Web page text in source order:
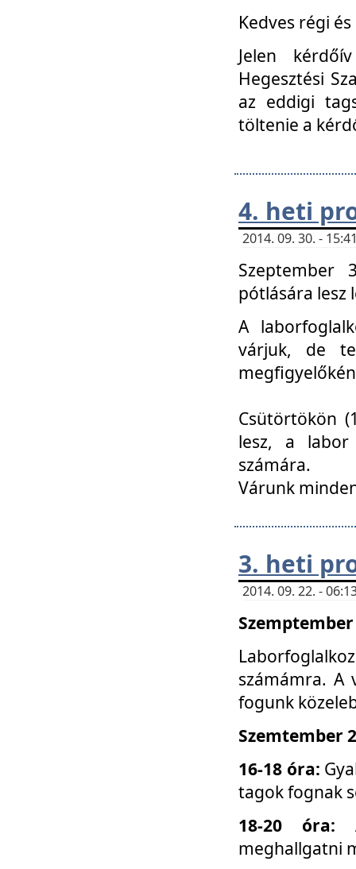
Kedves régi
Jelen
Hegesztési
az eddigi
töltenie a
4. heti
2014. 09. 30. -
Szeptember
pótlására lesz
A
várjuk, de
Csütörtökön
lesz, a labor
számára.
Várunk
3. heti
2014. 09. 22. -
számámra. A
fogunk
Szemtember
16-18 óra:
tagok fognak
18-20 óra:
meghallgatni